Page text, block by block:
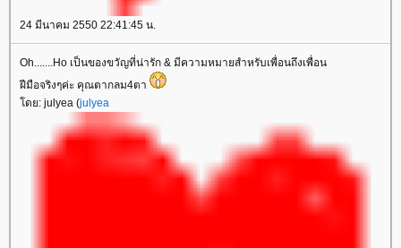
24 มีนาคม 2550 22:41:45 น.
Oh.......Ho เป็นของขวัญที่น่ารัก & มีความหมายสำหรับเพื่อนถึงเพื่อน
ฝีมือจริงๆค่ะ คุณตากลม4ตา
ดย: julyea (julyea